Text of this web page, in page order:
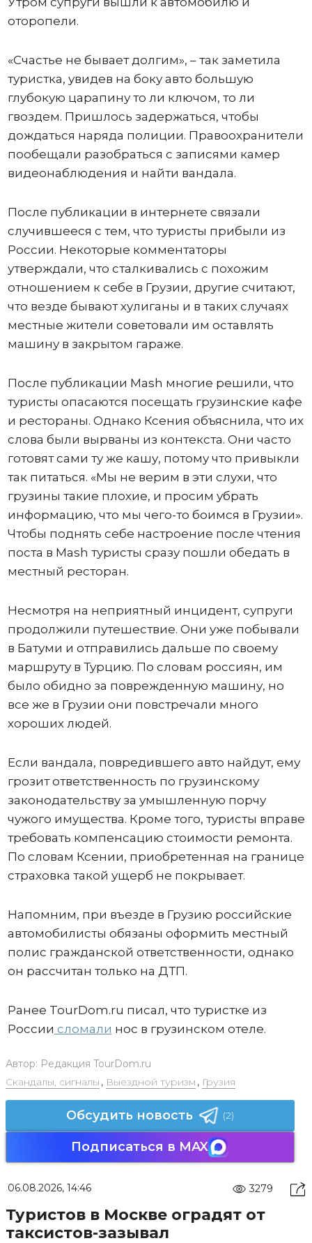
оторопели.
«Счастье не бывает долгим», – так заметила
туристка, увидев на боку авто большую
глубокую царапину то ли ключом, то ли
гвоздем. Пришлось задержаться, чтобы
дождаться наряда полиции. Правоохранители
пообещали разобраться с записями камер
видеонаблюдения и найти вандала.
После публикации в интернете связали
случившееся с тем, что туристы прибыли из
России. Некоторые комментаторы
утверждали, что сталкивались с похожим
отношением к себе в Грузии, другие считают,
что везде бывают хулиганы и в таких случаях
местные жители советовали им оставлять
машину в закрытом гараже.
После публикации Mash многие решили, что
туристы опасаются посещать грузинские кафе
и рестораны. Однако Ксения объяснила, что их
слова были вырваны из контекста. Они часто
готовят сами ту же кашу, потому что привыкли
так питаться. «Мы не верим в эти слухи, что
грузины такие плохие, и просим убрать
информацию, что мы чего-то боимся в Грузии».
Чтобы поднять себе настроение после чтения
поста в Mash туристы сразу пошли обедать в
местный ресторан.
Несмотря на неприятный инцидент, супруги
продолжили путешествие. Они уже побывали
в Батуми и отправились дальше по своему
маршруту в Турцию. По словам россиян, им
было обидно за поврежденную машину, но
все же в Грузии они повстречали много
хороших людей.
Если вандала, повредившего авто найдут, ему
грозит ответственность по грузинскому
законодательству за умышленную порчу
чужого имущества. Кроме того, туристы вправе
требовать компенсацию стоимости ремонта.
По словам Ксении, приобретенная на границе
страховка такой ущерб не покрывает.
Напомним, при въезде в Грузию российские
автомобилисты обязаны оформить местный
полис гражданской ответственности, однако
он рассчитан только на ДТП.
Ранее TourDom.ru писал, что туристке из
России сломали нос в грузинском отеле.
Автор: Редакция TourDom.ru
Скандалы, сигналы , Выездной туризм , Грузия
Обсудить новость (2)
Подписаться в MAX
06.08.2026, 14:46 3279
Туристов в Москве оградят от
таксистов-зазывал